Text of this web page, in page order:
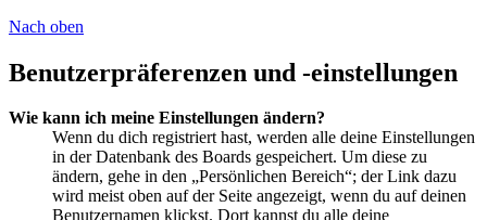
Nach oben
Benutzerpräferenzen und -einstellungen
Wie kann ich meine Einstellungen ändern?
Wenn du dich registriert hast, werden alle deine Einstellungen
in der Datenbank des Boards gespeichert. Um diese zu
ändern, gehe in den „Persönlichen Bereich“; der Link dazu
wird meist oben auf der Seite angezeigt, wenn du auf deinen
Benutzernamen klickst. Dort kannst du alle deine